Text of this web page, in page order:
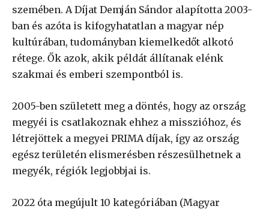
szemében. A Díjat Demján Sándor alapította 2003-
ban és azóta is kifogyhatatlan a magyar nép
kultúrában, tudományban kiemelkedőt alkotó
rétege. Ők azok, akik példát állítanak elénk
szakmai és emberi szempontból is.
2005-ben született meg a döntés, hogy az ország
megyéi is csatlakoznak ehhez a misszióhoz, és
létrejöttek a megyei PRIMA díjak, így az ország
egész területén elismerésben részesülhetnek a
megyék, régiók legjobbjai is.
2022 óta megújult 10 kategóriában (Magyar